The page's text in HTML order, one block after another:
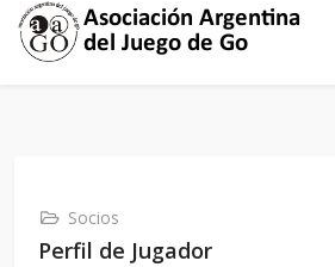
Socios
Perfil de Jugador